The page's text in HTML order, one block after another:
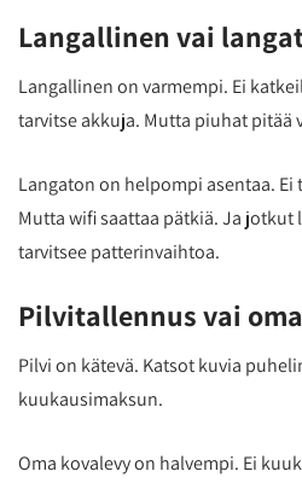
Langallinen vai
Langallinen on varmempi. Ei
tarvitse akkuja. Mutta piuhat pitää
Langaton on helpompi asentaa.
Mutta wifi saattaa pätkiä. Ja
tarvitsee patterinvaihtoa.
Pilvitallennus vai
Pilvi on kätevä. Katsot kuvia
kuukausimaksun.
Oma kovalevy on halvempi. Ei